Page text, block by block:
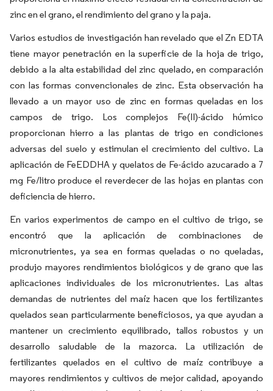
zinc en el grano, el rendimiento del grano y la paja.
Varios estudios de investigación han revelado que el Zn EDTA
tiene mayor penetración en la superficie de la hoja de trigo,
debido a la alta estabilidad del zinc quelado, en comparación
con las formas convencionales de zinc. Esta observación ha
llevado a un mayor uso de zinc en formas queladas en los
campos de trigo. Los complejos Fe(II)-ácido húmico
proporcionan hierro a las plantas de trigo en condiciones
adversas del suelo y estimulan el crecimiento del cultivo. La
aplicación de FeEDDHA y quelatos de Fe-ácido azucarado a 7
mg Fe/litro produce el reverdecer de las hojas en plantas con
deficiencia de hierro.
En varios experimentos de campo en el cultivo de trigo, se
encontró que la aplicación de combinaciones de
micronutrientes, ya sea en formas queladas o no queladas,
produjo mayores rendimientos biológicos y de grano que las
aplicaciones individuales de los micronutrientes. Las altas
demandas de nutrientes del maíz hacen que los fertilizantes
quelados sean particularmente beneficiosos, ya que ayudan a
mantener un crecimiento equilibrado, tallos robustos y un
desarrollo saludable de la mazorca. La utilización de
fertilizantes quelados en el cultivo de maíz contribuye a
mayores rendimientos y cultivos de mejor calidad, apoyando